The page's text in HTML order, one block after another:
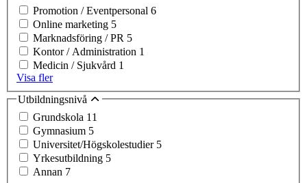
Promotion / Eventpersonal 6
Online marketing 5
Marknadsföring / PR 5
Kontor / Administration 1
Medicin / Sjukvård 1
Visa fler
Utbildningsnivå
Grundskola 11
Gymnasium 5
Universitet/Högskolestudier 5
Yrkesutbildning 5
Annan 7